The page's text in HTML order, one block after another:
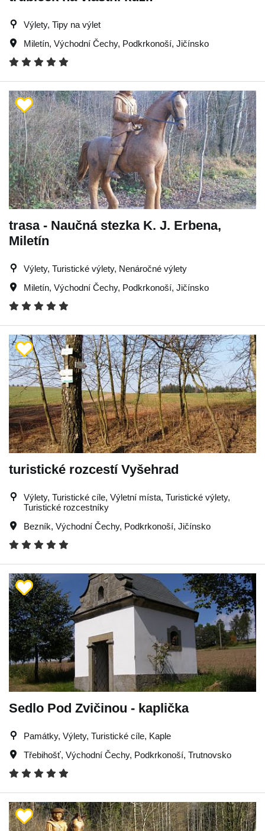
Výlety, Tipy na výlet
Miletín, Východní Čechy, Podkrkonoší, Jičínsko
trasa - Naučná stezka K. J. Erbena,
Miletín
Výlety, Turistické výlety, Nenáročné výlety
Miletín, Východní Čechy, Podkrkonoší, Jičínsko
turistické rozcestí Vyšehrad
Výlety, Turistické cíle, Výletní místa, Turistické výlety,
Turistické rozcestníky
Bezník, Východní Čechy, Podkrkonoší, Jičínsko
Sedlo Pod Zvičinou - kaplička
Památky, Výlety, Turistické cíle, Kaple
Třebihošť, Východní Čechy, Podkrkonoší, Trutnovsko